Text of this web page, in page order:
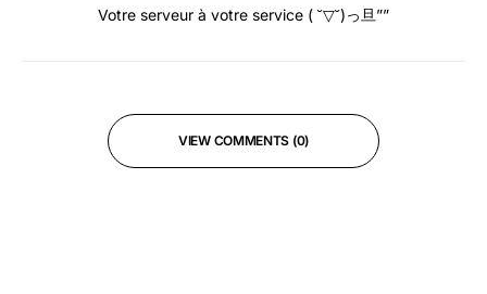
Votre serveur à votre service ( ˘▽˘)っ旦””
VIEW COMMENTS (0)